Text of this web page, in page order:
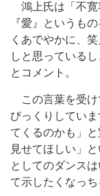
鴻上氏は「不寛
『愛』というも
くあでやかに、
しと思っている
とコメント。
この言葉を受け
びっくりしてい
てくるのかも」
見せてほしい」
としてのダンス
て示したくなっち